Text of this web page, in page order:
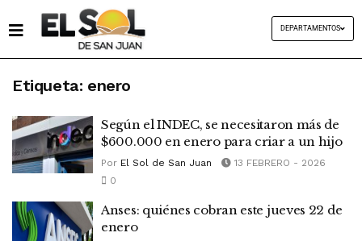
DEPARTAMENTOS
Etiqueta: enero
Según el INDEC, se necesitaron más de
$600.000 en enero para criar a un hijo
Por El Sol de San Juan
13 FEBRERO - 2026
0
Anses: quiénes cobran este jueves 22 de
enero